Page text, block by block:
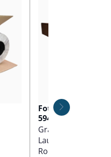
Fotopapier matt
594mm x 30m
Grammatur:
Laufmeter:
Rollenbreite: